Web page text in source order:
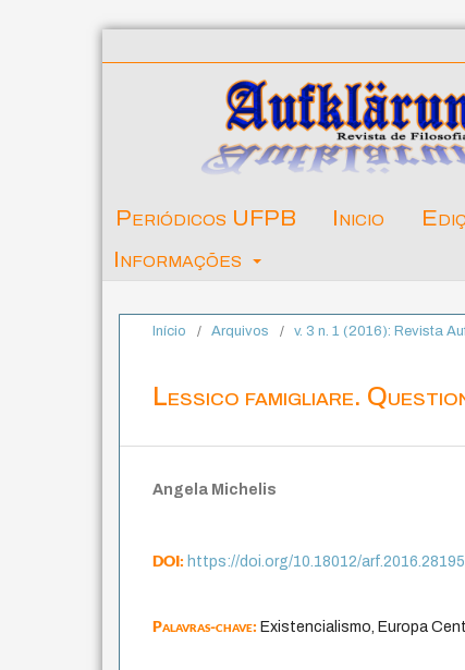
Periódicos UFPB Inicio
Informações
Início / Arquivos / v. 3 n. 1 (2016): Revista
Lessico famigliare.
Angela Michelis
DOI:https://doi.org/10.18012/arf.2016.28195
Palavras-chave:Existencialismo, Europa